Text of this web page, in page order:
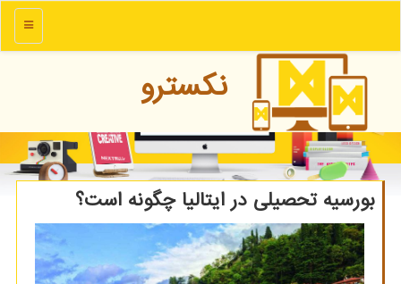
منو
نكسترو
بورسیه تحصیلی در ایتالیا چگونه است؟